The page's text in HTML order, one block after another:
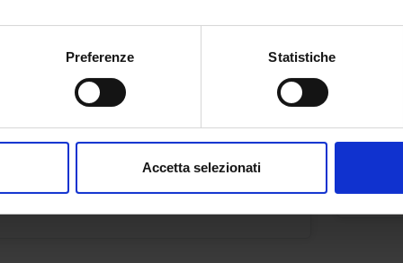
anche:
sulla tua posizione geografica, con un'approssimazione di
in qualsiasi momento dalla Dichiarazione sui cookie.
Preferenze Statistiche
Accetta selezionati
PER IMMAGINI E
Periodo
1°anno 2°semestre
Docenti
Florian Pederiva